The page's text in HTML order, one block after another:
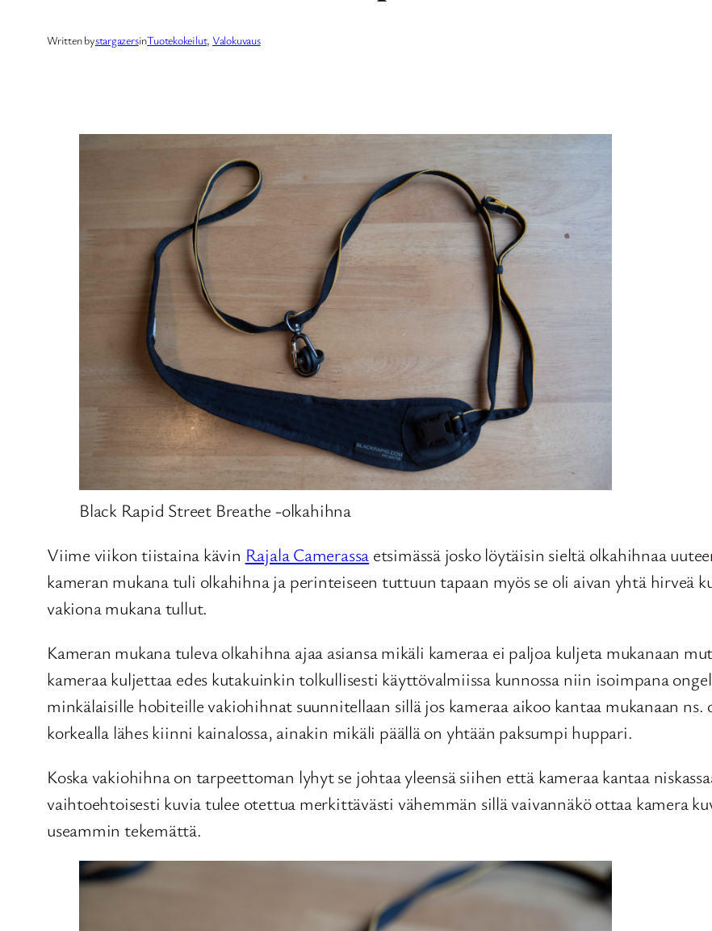
Written bystargazersinTuotekokeilut, Valokuvaus
Black Rapid Street Breathe -olkahihna
Viime viikon tiistaina kävin Rajala Camerassa etsimässä josko löytäisin sieltä olkahihnaa
kameran mukana tuli olkahihna ja perinteiseen tuttuun tapaan myös se oli aivan yhtä hirveä
vakiona mukana tullut.
Kameran mukana tuleva olkahihna ajaa asiansa mikäli kameraa ei paljoa kuljeta mukanaan
kameraa kuljettaa edes kutakuinkin tolkullisesti käyttövalmiissa kunnossa niin isoimpana
minkälaisille hobiteille vakiohihnat suunnitellaan sillä jos kameraa aikoo kantaa mukanaan
korkealla lähes kiinni kainalossa, ainakin mikäli päällä on yhtään paksumpi huppari.
Koska vakiohihna on tarpeettoman lyhyt se johtaa yleensä siihen että kameraa kantaa
vaihtoehtoisesti kuvia tulee otettua merkittävästi vähemmän sillä vaivannäkö ottaa kamera
useammin tekemättä.